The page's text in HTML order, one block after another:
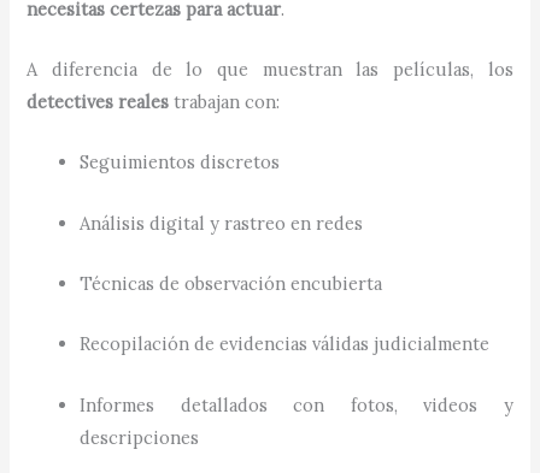
necesitas certezas para actuar.
A diferencia de lo que muestran las películas, los
detectives reales trabajan con:
Seguimientos discretos
Análisis digital y rastreo en redes
Técnicas de observación encubierta
Recopilación de evidencias válidas judicialmente
Informes detallados con fotos, videos y
descripciones